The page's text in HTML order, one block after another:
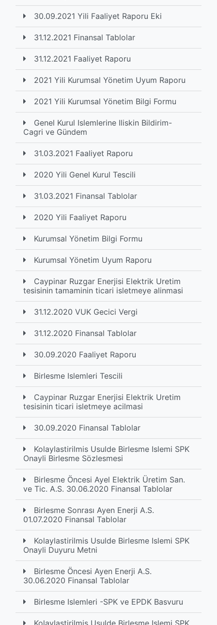
30.09.2021 Yili Faaliyet Raporu Eki
31.12.2021 Finansal Tablolar
31.12.2021 Faaliyet Raporu
2021 Yili Kurumsal Yönetim Uyum Raporu
2021 Yili Kurumsal Yönetim Bilgi Formu
Genel Kurul Islemlerine Iliskin Bildirim-
Cagri ve Gündem
31.03.2021 Faaliyet Raporu
2020 Yili Genel Kurul Tescili
31.03.2021 Finansal Tablolar
2020 Yili Faaliyet Raporu
Kurumsal Yönetim Bilgi Formu
Kurumsal Yönetim Uyum Raporu
Caypinar Ruzgar Enerjisi Elektrik Uretim
tesisinin tamaminin ticari isletmeye alinmasi
31.12.2020 VUK Gecici Vergi
31.12.2020 Finansal Tablolar
30.09.2020 Faaliyet Raporu
Birlesme Islemleri Tescili
Caypinar Ruzgar Enerjisi Elektrik Uretim
tesisinin ticari isletmeye acilmasi
30.09.2020 Finansal Tablolar
Kolaylastirilmis Usulde Birlesme Islemi SPK
Onayli Birlesme Sözlesmesi
Birlesme Öncesi Ayel Elektrik Üretim San.
ve Tic. A.S. 30.06.2020 Finansal Tablolar
Birlesme Sonrası Ayen Enerji A.S.
01.07.2020 Finansal Tablolar
Kolaylastirilmis Usulde Birlesme Islemi SPK
Onayli Duyuru Metni
Birlesme Öncesi Ayen Enerji A.S.
30.06.2020 Finansal Tablolar
Birlesme Islemleri -SPK ve EPDK Basvuru
Kolaylastirilmis Usulde Birlesme Islemi SPK